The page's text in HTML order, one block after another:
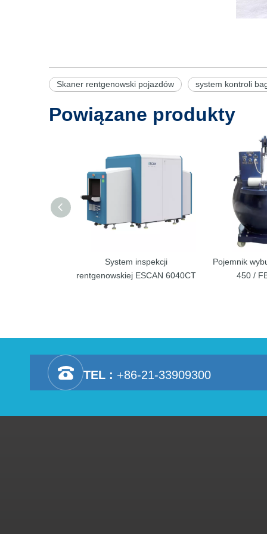
Skaner rentgenowski pojazdów system kontroli
Powiązane produkty
System inspekcji
rentgenowskiej ESCAN 6040CT
Pojemnik
450 /
TEL : +86-21-33909300